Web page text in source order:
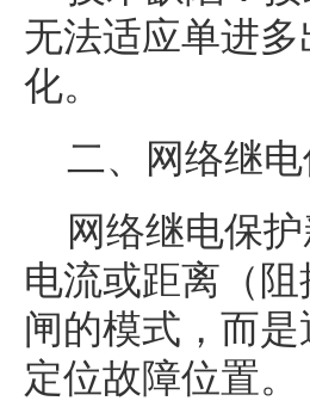
无法适应单进
化。
二、网络继
网络继电保
电流或距离（
闸的模式，而
定位故障位置。